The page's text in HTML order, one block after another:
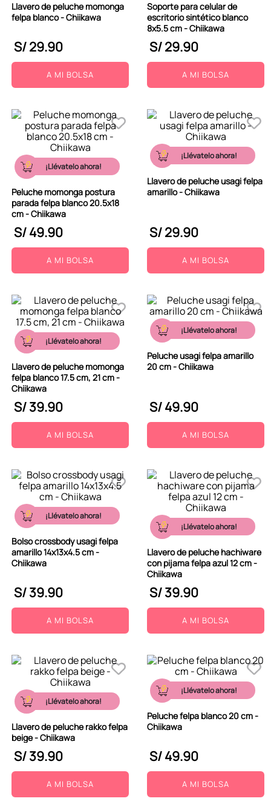
Llavero de peluche momonga
felpa blanco - Chiikawa
S/29.90
A MI BOLSA
Soporte para celular de
escritorio sintético blanco
8x5.5 cm - Chiikawa
S/29.90
A MI BOLSA
¡Llévatelo ahora!
Peluche momonga postura
parada felpa blanco 20.5x18
cm - Chiikawa
S/49.90
A MI BOLSA
¡Llévatelo ahora!
Llavero de peluche usagi felpa
amarillo - Chiikawa
S/29.90
A MI BOLSA
¡Llévatelo ahora!
Llavero de peluche momonga
felpa blanco 17.5 cm, 21 cm -
Chiikawa
S/39.90
A MI BOLSA
¡Llévatelo ahora!
Peluche usagi felpa amarillo
20 cm - Chiikawa
S/49.90
A MI BOLSA
¡Llévatelo ahora!
Bolso crossbody usagi felpa
amarillo 14x13x4.5 cm -
Chiikawa
S/39.90
A MI BOLSA
¡Llévatelo ahora!
Llavero de peluche hachiware
con pijama felpa azul 12 cm -
Chiikawa
S/39.90
A MI BOLSA
¡Llévatelo ahora!
Llavero de peluche rakko felpa
beige - Chiikawa
S/39.90
A MI BOLSA
¡Llévatelo ahora!
Peluche felpa blanco 20 cm -
Chiikawa
S/49.90
A MI BOLSA